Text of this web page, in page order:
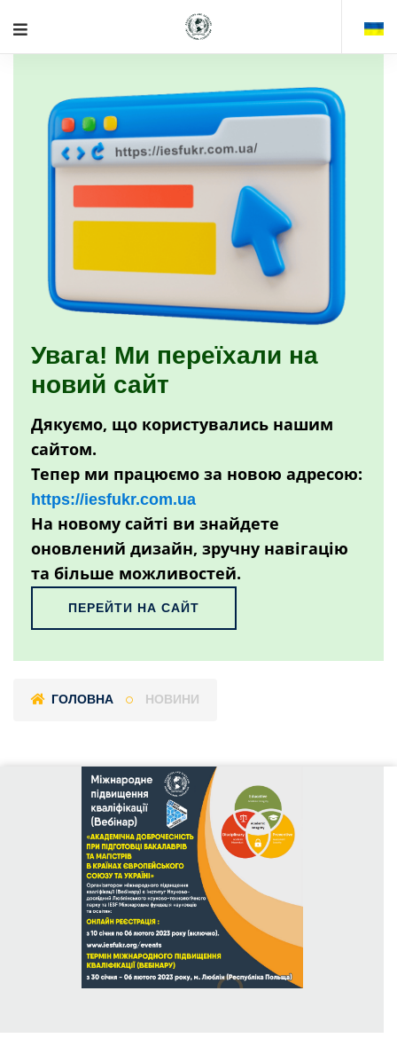
Увага! Ми переїхали на
новий сайт
Дякуємо, що користувались нашим
сайтом.
Тепер ми працюємо за новою адресою:
https://iesfukr.com.ua
На новому сайті ви знайдете
оновлений дизайн, зручну навігацію
та більше можливостей.
ПЕРЕЙТИ НА САЙТ
ГОЛОВНА НОВИНИ